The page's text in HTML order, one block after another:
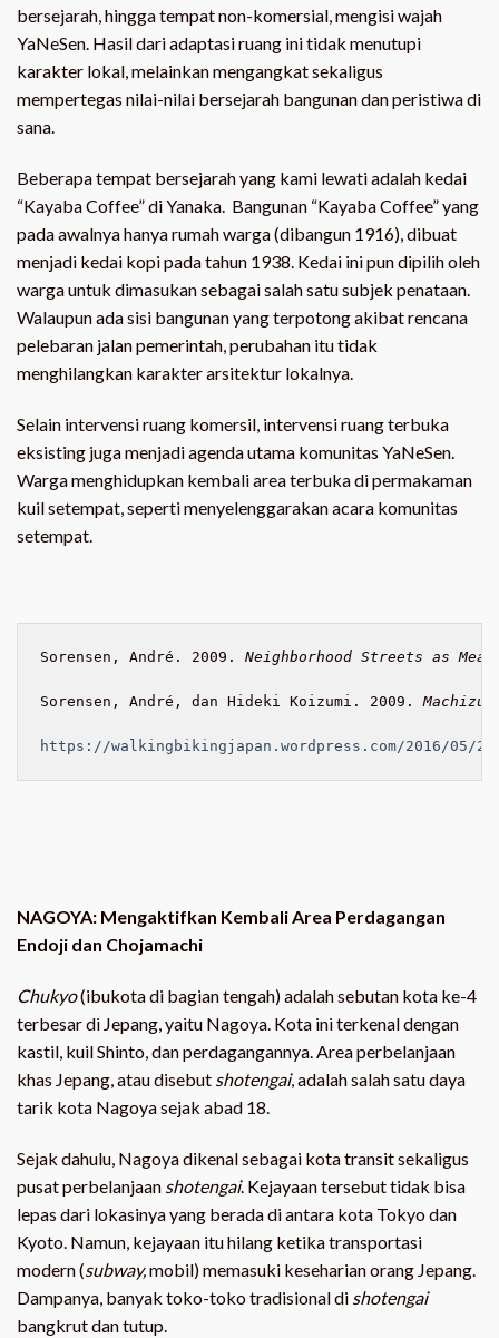
bersejarah, hingga tempat non-komersial, mengisi wajah
YaNeSen. Hasil dari adaptasi ruang ini tidak menutupi
karakter lokal, melainkan mengangkat sekaligus
mempertegas nilai-nilai bersejarah bangunan dan peristiwa di
sana.
Beberapa tempat bersejarah yang kami lewati adalah kedai
“Kayaba Coffee” di Yanaka. Bangunan “Kayaba Coffee” yang
pada awalnya hanya rumah warga (dibangun 1916), dibuat
menjadi kedai kopi pada tahun 1938. Kedai ini pun dipilih oleh
warga untuk dimasukan sebagai salah satu subjek penataan.
Walaupun ada sisi bangunan yang terpotong akibat rencana
pelebaran jalan pemerintah, perubahan itu tidak
menghilangkan karakter arsitektur lokalnya.
Selain intervensi ruang komersil, intervensi ruang terbuka
eksisting juga menjadi agenda utama komunitas YaNeSen.
Warga menghidupkan kembali area terbuka di permakaman
kuil setempat, seperti menyelenggarakan acara komunitas
setempat.
Sorensen, André. 2009. Neighborhood Streets as
Sorensen, André, dan Hideki Koizumi. 2009.
https://walkingbikingjapan.wordpress.com/2016/05/
NAGOYA: Mengaktifkan Kembali Area Perdagangan
Endoji dan Chojamachi
Chukyo(ibukota di bagian tengah) adalah sebutan kota ke-4
terbesar di Jepang, yaitu Nagoya. Kota ini terkenal dengan
kastil, kuil Shinto, dan perdagangannya. Area perbelanjaan
khas Jepang, atau disebut shotengai, adalah salah satu daya
tarik kota Nagoya sejak abad 18.
Sejak dahulu, Nagoya dikenal sebagai kota transit sekaligus
pusat perbelanjaan shotengai. Kejayaan tersebut tidak bisa
lepas dari lokasinya yang berada di antara kota Tokyo dan
Kyoto. Namun, kejayaan itu hilang ketika transportasi
modern (subway,mobil) memasuki keseharian orang Jepang.
Dampanya, banyak toko-toko tradisional di shotengai
bangkrut dan tutup.